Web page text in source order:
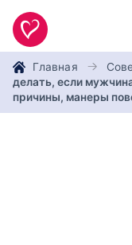
Главная
делать, если
причины, манеры